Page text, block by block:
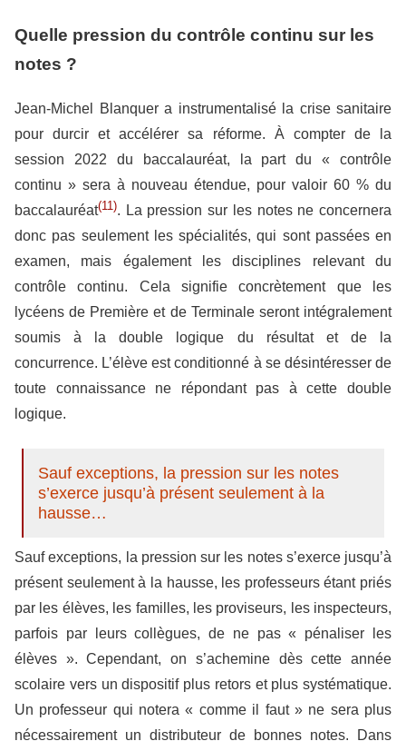
Quelle pression du contrôle continu sur les
notes ?
Jean-Michel Blanquer a instrumentalisé la crise sanitaire
pour durcir et accélérer sa réforme. À compter de la
session 2022 du baccalauréat, la part du « contrôle
continu » sera à nouveau étendue, pour valoir 60 % du
baccalauréat(11). La pression sur les notes ne concernera
donc pas seulement les spécialités, qui sont passées en
examen, mais également les disciplines relevant du
contrôle continu. Cela signifie concrètement que les
lycéens de Première et de Terminale seront intégralement
soumis à la double logique du résultat et de la
concurrence. L’élève est conditionné à se désintéresser de
toute connaissance ne répondant pas à cette double
logique.
Sauf exceptions, la pression sur les notes
s’exerce jusqu’à présent seulement à la
hausse…
Sauf exceptions, la pression sur les notes s’exerce jusqu’à
présent seulement à la hausse, les professeurs étant priés
par les élèves, les familles, les proviseurs, les inspecteurs,
parfois par leurs collègues, de ne pas « pénaliser les
élèves ». Cependant, on s’achemine dès cette année
scolaire vers un dispositif plus retors et plus systématique.
Un professeur qui notera « comme il faut » ne sera plus
nécessairement un distributeur de bonnes notes. Dans